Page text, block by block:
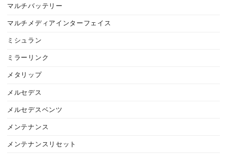
マルチバッテリー
マルチメディアインターフェイス
ミシュラン
ミラーリンク
メタリップ
メルセデス
メルセデスベンツ
メンテナンス
メンテナンスリセット